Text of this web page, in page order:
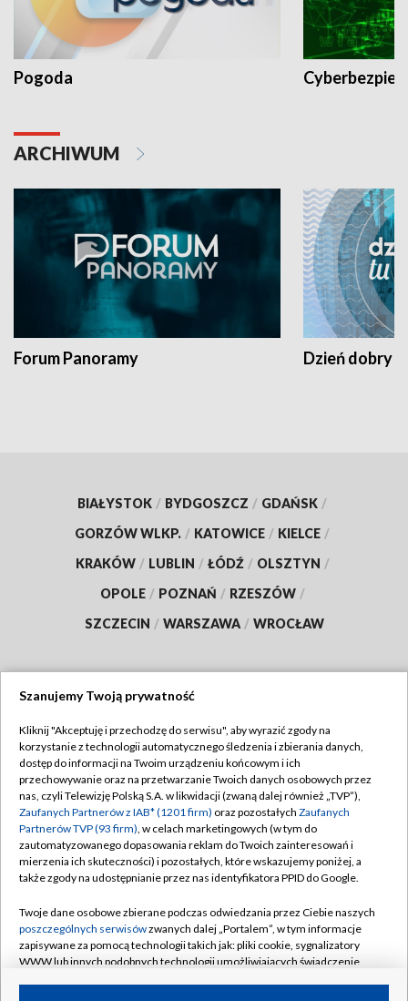
Pogoda
ARCHIWUM
Forum Panoramy Dzień dobry
BIAŁYSTOK / BYDGOSZCZ / GDAŃSK /
GORZÓW WLKP. / KATOWICE / KIELCE /
KRAKÓW / LUBLIN / ŁÓDŹ / OLSZTYN /
OPOLE / POZNAŃ / RZESZÓW /
SZCZECIN / WARSZAWA / WROCŁAW
TVP
Abonament TVP
Emisja w TVP
Centrum informacji TVP
Naziemna Telewizja Cyfrowa
Rada Programowa
System NOS
Informacje o nadawcy
Regulamin TVP
Polityka prywatności
Moje zgody
Pomoc
Kontakt
Kanały
Szanujemy Twoją prywatność
Kliknij "Akceptuję i przechodzę do serwisu", aby wyrazić zgody na
korzystanie z technologii automatycznego śledzenia i zbierania danych,
dostęp do informacji na Twoim urządzeniu końcowym i ich
przechowywanie oraz na przetwarzanie Twoich danych osobowych przez
nas, czyli Telewizję Polską S.A. w likwidacji (zwaną dalej również „TVP”),
Zaufanych Partnerów z IAB* (1201 firm) oraz pozostałych Zaufanych
Partnerów TVP (93 firm), w celach marketingowych (w tym do
zautomatyzowanego dopasowania reklam do Twoich zainteresowań i
mierzenia ich skuteczności) i pozostałych, które wskazujemy poniżej, a
także zgody na udostępnianie przez nas identyfikatora PPID do Google.
Twoje dane osobowe zbierane podczas odwiedzania przez Ciebie naszych
poszczególnych serwisówzwanych dalej „Portalem”, w tym informacje
zapisywane za pomocą technologii takich jak: pliki cookie, sygnalizatory
WWW lub innych podobnych technologii umożliwiających świadczenie